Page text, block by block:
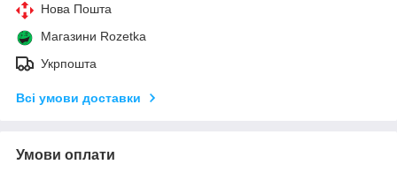
Нова Пошта
Магазини Rozetka
Укрпошта
Всі умови доставки
Умови оплати